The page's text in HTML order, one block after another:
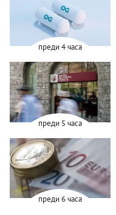
преди 4 часа
преди 5 часа
преди 6 часа